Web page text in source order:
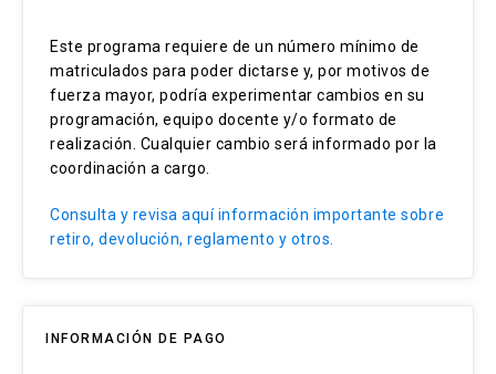
formas de escribir
Estrategias Evaluativas:
Ejercicios prácticos grupales (50%)
Informe final individual (50%)
Manejo de Análisis temático
Manejo de Análisis semiótica y discursiva
Escritura y presentación cualitativa
Este programa requiere de un número mínimo de
matriculados para poder dictarse y, por motivos de
fuerza mayor, podría experimentar cambios en su
programación, equipo docente y/o formato de
realización. Cualquier cambio será informado por la
coordinación a cargo.
Consulta y revisa aquí información importante sobre
retiro, devolución, reglamento y otros.
INFORMACIÓN DE PAGO